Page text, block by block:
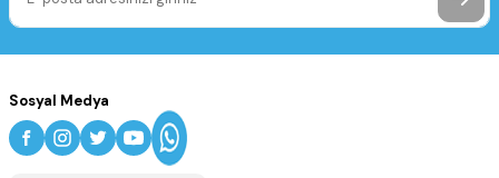
Sosyal Medya